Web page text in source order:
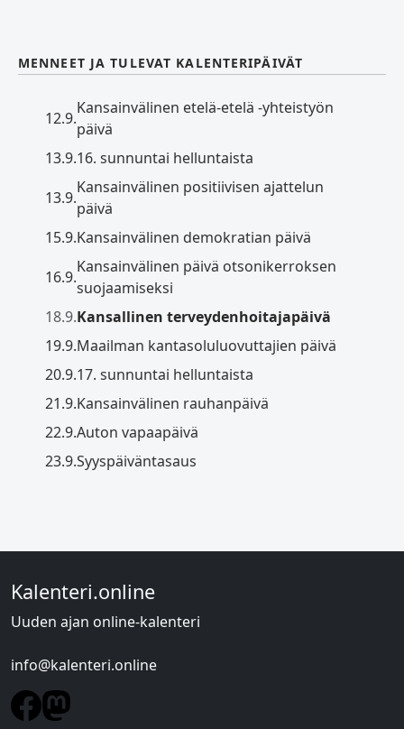
MENNEET JA TULEVAT KALENTERIPÄIVÄT
12.9.
Kansainvälinen etelä-etelä -yhteistyön
päivä
13.9.16. sunnuntai helluntaista
13.9.
Kansainvälinen positiivisen ajattelun
päivä
15.9.Kansainvälinen demokratian päivä
16.9.
Kansainvälinen päivä otsonikerroksen
suojaamiseksi
18.9.Kansallinen terveydenhoitajapäivä
19.9.Maailman kantasoluluovuttajien päivä
20.9.17. sunnuntai helluntaista
21.9.Kansainvälinen rauhanpäivä
22.9.Auton vapaapäivä
23.9.Syyspäiväntasaus
Kalenteri.online
Uuden ajan online-kalenteri
info@kalenteri.online